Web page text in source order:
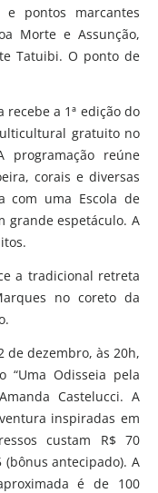
pontos marcantes
Morte e Assunção,
Tatuibi. O ponto de
a 1ª edição do
gratuito no
programação reúne
corais e diversas
com uma Escola de
grande espetáculo. A
a tradicional retreta
no coreto da
de dezembro, às 20h,
“Uma Odisseia pela
Castelucci. A
inspiradas em
custam R$ 70
(bônus antecipado). A
é de 100